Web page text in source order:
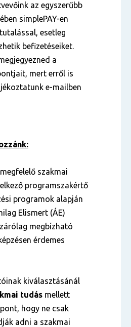
az egyszerűbb
simplePAY-en
esetleg
befizetéseiket.
a
mert erről is
e-mailben
szakmai
programszakértő
programok alapján
Elismert (ÁE)
megbízható
érdemes
kiválasztásánál
tudás mellett
hogy ne csak
adni a szakmai